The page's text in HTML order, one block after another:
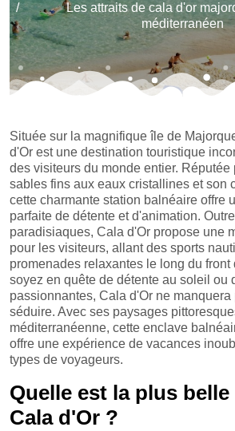
Les attraits de cala d'or
méditerranéen
Située sur la magnifique île de
d'Or est une destination touristique
des visiteurs du monde entier.
sables fins aux eaux cristallines et son
cette charmante station balnéaire offre
parfaite de détente et d'animation.
paradisiaques, Cala d'Or propose une
pour les visiteurs, allant des sports
promenades relaxantes le long du front
soyez en quête de détente au soleil ou
passionnantes, Cala d'Or ne manquera
séduire. Avec ses paysages
méditerranéenne, cette enclave
offre une expérience de vacances
types de voyageurs.
Quelle est la plus
Cala d'Or ?